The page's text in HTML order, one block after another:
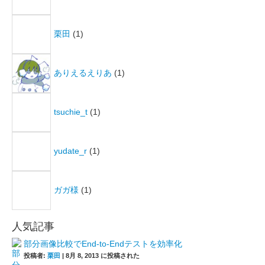
栗田 (1)
ありえるえりあ (1)
tsuchie_t (1)
yudate_r (1)
ガガ様 (1)
人気記事
部分画像比較でEnd-to-Endテストを効率化
投稿者: 栗田 | 8月 8, 2013 に投稿された